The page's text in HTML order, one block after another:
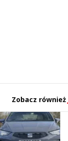
Zobacz również